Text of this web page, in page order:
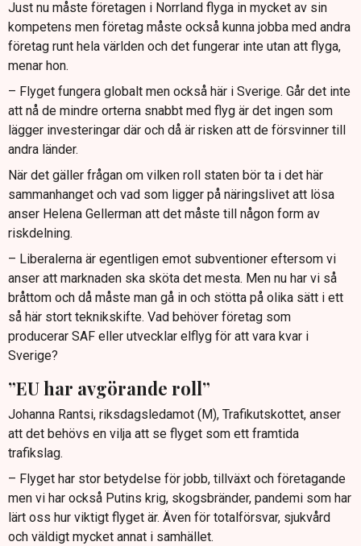
Just nu måste företagen i Norrland flyga in mycket av sin
kompetens men företag måste också kunna jobba med andra
företag runt hela världen och det fungerar inte utan att flyga,
menar hon.
– Flyget fungera globalt men också här i Sverige. Går det inte
att nå de mindre orterna snabbt med flyg är det ingen som
lägger investeringar där och då är risken att de försvinner till
andra länder.
När det gäller frågan om vilken roll staten bör ta i det här
sammanhanget och vad som ligger på näringslivet att lösa
anser Helena Gellerman att det måste till någon form av
riskdelning.
– Liberalerna är egentligen emot subventioner eftersom vi
anser att marknaden ska sköta det mesta. Men nu har vi så
bråttom och då måste man gå in och stötta på olika sätt i ett
så här stort teknikskifte. Vad behöver företag som
producerar SAF eller utvecklar elflyg för att vara kvar i
Sverige?
”EU har avgörande roll”
Johanna Rantsi, riksdagsledamot (M), Trafikutskottet, anser
att det behövs en vilja att se flyget som ett framtida
trafikslag.
– Flyget har stor betydelse för jobb, tillväxt och företagande
men vi har också Putins krig, skogsbränder, pandemi som har
lärt oss hur viktigt flyget är. Även för totalförsvar, sjukvård
och väldigt mycket annat i samhället.